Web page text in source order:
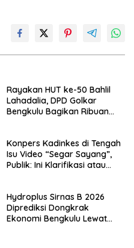
Rayakan HUT ke-50 Bahlil
Lahadalia, DPD Golkar
Bengkulu Bagikan Ribuan
Konpers Kadinkes di Tengah
Isu Video “Segar Sayang”,
Publik: Ini Klarifikasi atau
Hydroplus Sirnas B 2026
Diprediksi Dongkrak
Ekonomi Bengkulu Lewat